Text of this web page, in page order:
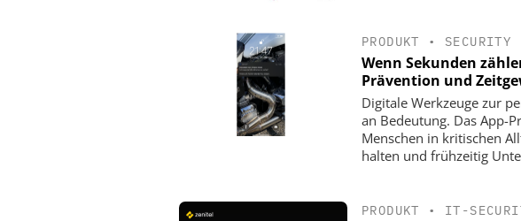
PRODUKT • SECURITY
Wenn Sekunden
Prävention und
Digitale Werkzeuge zur
an Bedeutung. Das App-
Menschen in kritischen
halten und frühzeitig
PRODUKT • IT-